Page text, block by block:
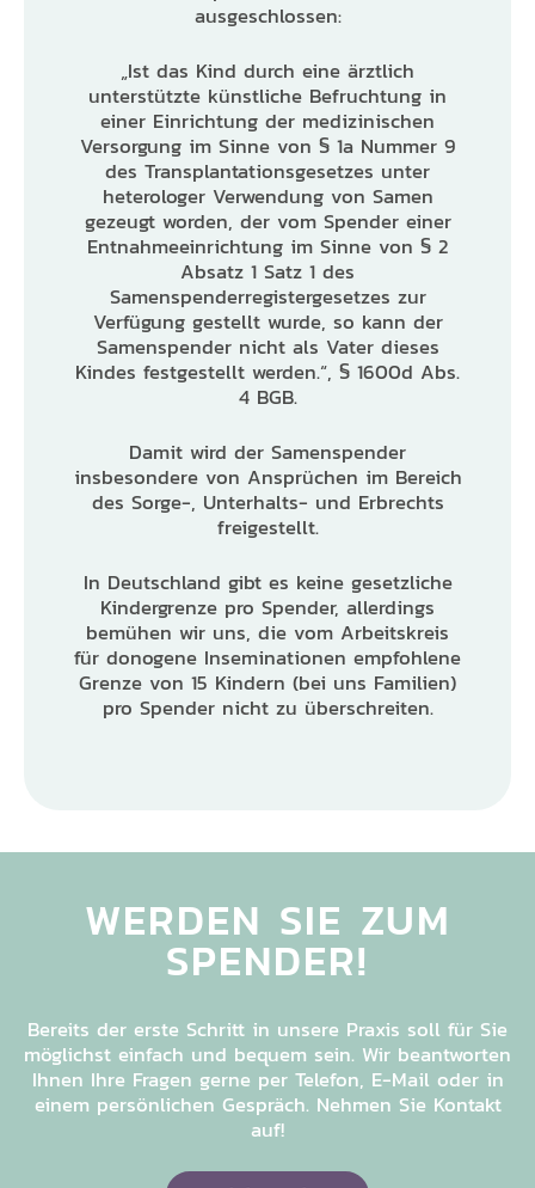
ausgeschlossen:
„Ist das Kind durch eine ärztlich
unterstützte künstliche Befruchtung in
einer Einrichtung der medizinischen
Versorgung im Sinne von § 1a Nummer 9
des Transplantationsgesetzes unter
heterologer Verwendung von Samen
gezeugt worden, der vom Spender einer
Entnahmeeinrichtung im Sinne von § 2
Absatz 1 Satz 1 des
Samenspenderregistergesetzes zur
Verfügung gestellt wurde, so kann der
Samenspender nicht als Vater dieses
Kindes festgestellt werden.“, § 1600d Abs.
4 BGB.
Damit wird der Samenspender
insbesondere von Ansprüchen im Bereich
des Sorge-, Unterhalts- und Erbrechts
freigestellt.
In Deutschland gibt es keine gesetzliche
Kindergrenze pro Spender, allerdings
bemühen wir uns, die vom Arbeitskreis
für donogene Inseminationen empfohlene
Grenze von 15 Kindern (bei uns Familien)
pro Spender nicht zu überschreiten.
WERDEN SIE ZUM
SPENDER!
Bereits der erste Schritt in unsere Praxis soll für Sie
möglichst einfach und bequem sein. Wir beantworten
Ihnen Ihre Fragen gerne per Telefon, E-Mail oder in
einem persönlichen Gespräch. Nehmen Sie Kontakt
auf!